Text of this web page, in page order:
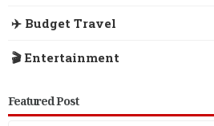
✈️ Budget Travel
🎬 Entertainment
Featured Post